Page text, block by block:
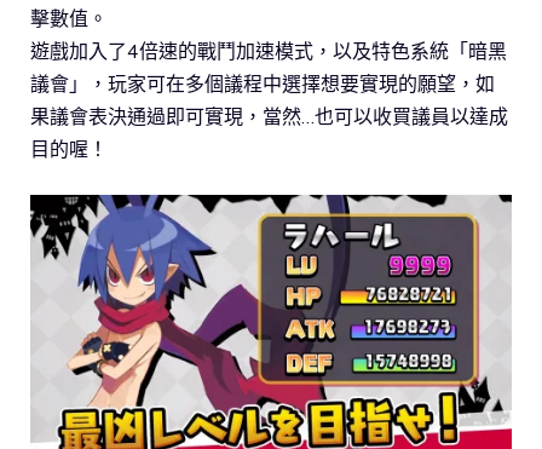
擊數值。
遊戲加入了4倍速的戰鬥加速模式，以及特色系統「暗黑
議會」，玩家可在多個議程中選擇想要實現的願望，如
果議會表決通過即可實現，當然…也可以收買議員以達成
目的喔！